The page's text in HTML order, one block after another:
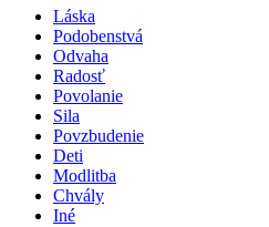
Láska
Podobenstvá
Odvaha
Radosť
Povolanie
Sila
Povzbudenie
Deti
Modlitba
Chvály
Iné